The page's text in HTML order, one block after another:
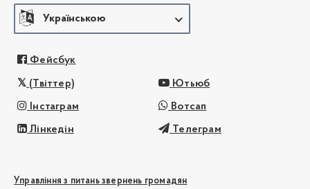
Українською
Фейсбук
(Твіттер) Ютьюб
Інстаграм Вотсап
Лінкедін Телеграм
Управління з питань звернень громадян